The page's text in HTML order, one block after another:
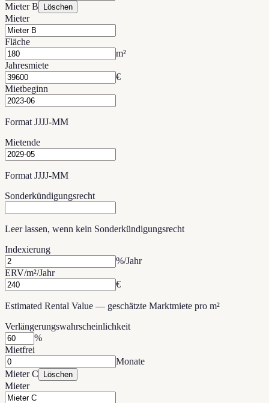
Mieter B
Löschen
Mieter
Fläche
m²
Jahresmiete
€
Mietbeginn
Format JJJJ-MM
Mietende
Format JJJJ-MM
Sonderkündigungsrecht
Leer lassen, wenn kein Sonderkündigungsrecht
Indexierung
%/Jahr
ERV/m²/Jahr
€
Estimated Rental Value — geschätzte Marktmiete pro m²
Verlängerungswahrscheinlichkeit
%
Mietfrei
Monate
Mieter C
Löschen
Mieter